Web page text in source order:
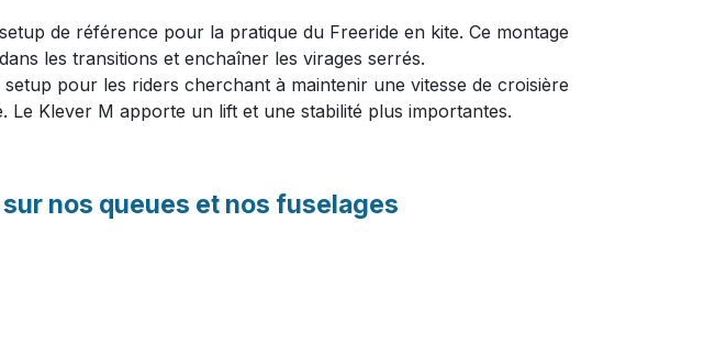
de référence pour la pratique du Freeride en kite. Ce montage
les transitions et enchaîner les virages serrés.
setup pour les riders cherchant à maintenir une vitesse de croisière
Klever M apporte un lift et une stabilité plus importantes.
nos queues et nos fuselages